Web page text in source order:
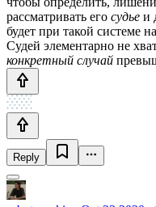
рассматривать его судье и
будет при такой системе
Судей элементарно не
конкретный случай
Reply